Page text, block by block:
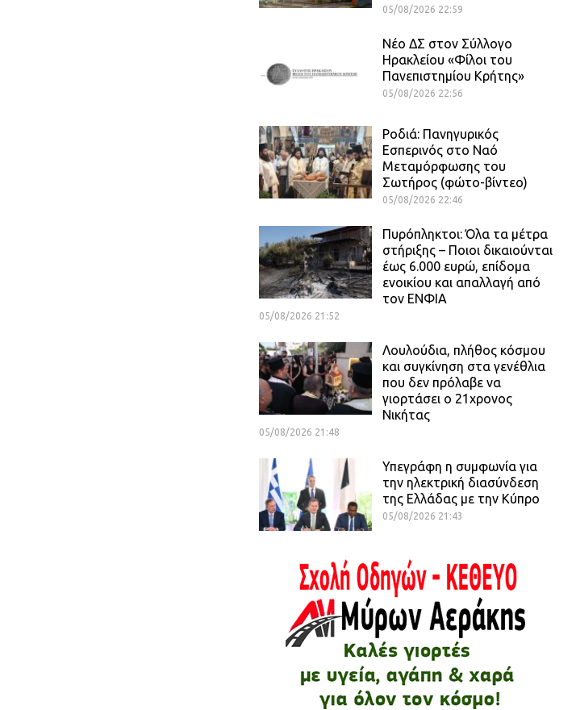
05/08/2026 22:59
Νέο ΔΣ στον Σύλλογο
Ηρακλείου «Φίλοι του
Πανεπιστημίου Κρήτης»
05/08/2026 22:56
Ροδιά: Πανηγυρικός
Εσπερινός στο Ναό
Μεταμόρφωσης του
Σωτήρος (φώτο-βίντεο)
05/08/2026 22:46
Πυρόπληκτοι: Όλα τα μέτρα
στήριξης – Ποιοι δικαιούνται
έως 6.000 ευρώ, επίδομα
ενοικίου και απαλλαγή από
τον ΕΝΦΙΑ
05/08/2026 21:52
Λουλούδια, πλήθος κόσμου
και συγκίνηση στα γενέθλια
που δεν πρόλαβε να
γιορτάσει ο 21χρονος
Νικήτας
05/08/2026 21:48
Υπεγράφη η συμφωνία για
την ηλεκτρική διασύνδεση
της Ελλάδας με την Κύπρο
05/08/2026 21:43